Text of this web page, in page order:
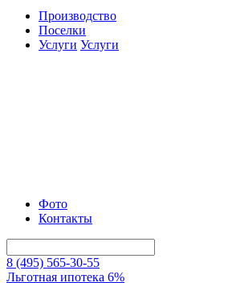
Производство
Поселки
Услуги Услуги
Фото
Контакты
8 (495) 565-30-55
Льготная ипотека 6%